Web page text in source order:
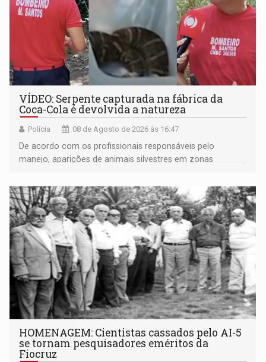
VÍDEO: Serpente capturada na fábrica da
Coca-Cola é devolvida a natureza
Polícia 08 de Agosto de 2026 às 16:47
De acordo com os profissionais responsáveis pelo
manejo, aparições de animais silvestres em zonas
HOMENAGEM: Cientistas cassados pelo AI-5
se tornam pesquisadores eméritos da
Fiocruz